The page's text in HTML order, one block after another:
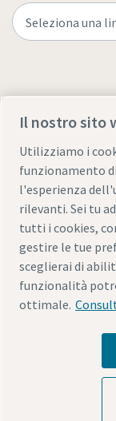
Informativa sulla
Gestione
© 2026 Atlas
Scopri come
tecnologia che
Visita il sito web
Il nostro sito
Utilizziamo i
funzionamento
l'esperienza
rilevanti. Sei tu
tutti i cookies,
gestire le tue
sceglierai di
funzionalità
ottimale.